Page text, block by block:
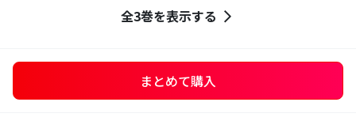
全3巻を表示する
まとめて購入